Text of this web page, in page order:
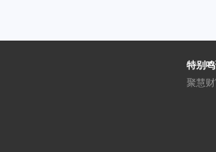
特别
聚慧